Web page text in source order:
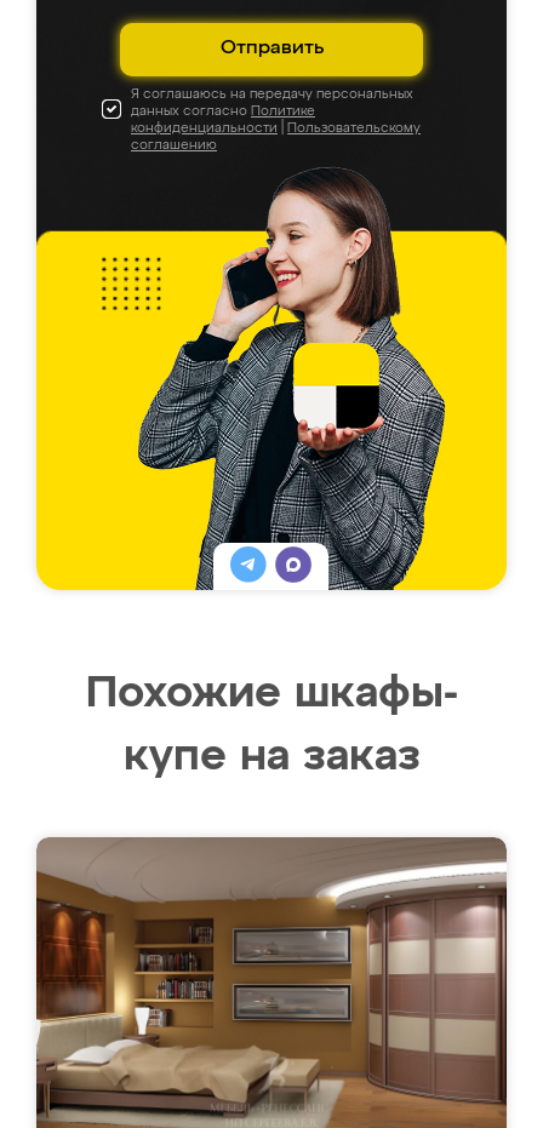
Отправить
Я соглашаюсь на передачу персональных
данных согласно Политике
конфиденциальности
Пользовательскому
соглашению
Похожие шкафы-
купе на заказ